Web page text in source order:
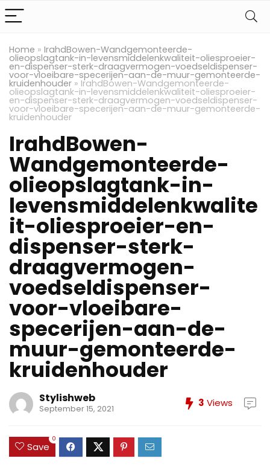
Home » IrahdBowen-Wandgemonteerde-
olieopslagtank-in-levensmiddelenkwaliteit-oliesproeier-
en-dispenser-sterk-draagvermogen-voedseldispenser-
voor-vloeibare-specerijen-aan-de-muur-gemonteerde-
kruidenhouder » IrahdBowen-Wandgemonteerde-
olieopslagtank-in-levensmiddelenkwaliteit-oliesproeier-
en-dispenser-sterk-draagvermogen-voedseldispenser-
voor-vloeibare-specerijen-aan-de-muur-gemonteerde-
kruidenhouder
IrahdBowen-
Wandgemonteerde-
olieopslagtank-in-
levensmiddelenkwalite
it-oliesproeier-en-
dispenser-sterk-
draagvermogen-
voedseldispenser-
voor-vloeibare-
specerijen-aan-de-
muur-gemonteerde-
kruidenhouder
Stylishweb
September 15, 2021 3 Views
Save
0